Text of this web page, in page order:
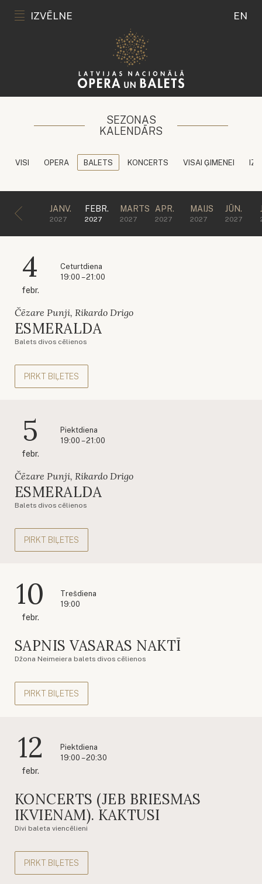
IZVĒLNE EN
SEZONAS
KALENDĀRS
VISI OPERA BALETS KONCERTS VISAI ĢIMENEI
JANV.
2027
FEBR.
2027
MARTS
2027
APR.
2027
MAIJS
2027
JŪN.
2027
4
febr.
Ceturtdiena
19:00 – 21:00
Čēzare Punji, Rikardo Drigo
ESMERALDA
Balets divos cēlienos
PIRKT BIĻETES
5
febr.
Piektdiena
19:00 – 21:00
Čēzare Punji, Rikardo Drigo
ESMERALDA
Balets divos cēlienos
PIRKT BIĻETES
10
febr.
Trešdiena
19:00
SAPNIS VASARAS NAKTĪ
Džona Neimeiera balets divos cēlienos
PIRKT BIĻETES
12
febr.
Piektdiena
19:00 – 20:30
KONCERTS (JEB BRIESMAS
IKVIENAM). KAKTUSI
Divi baleta viencēlieni
PIRKT BIĻETES